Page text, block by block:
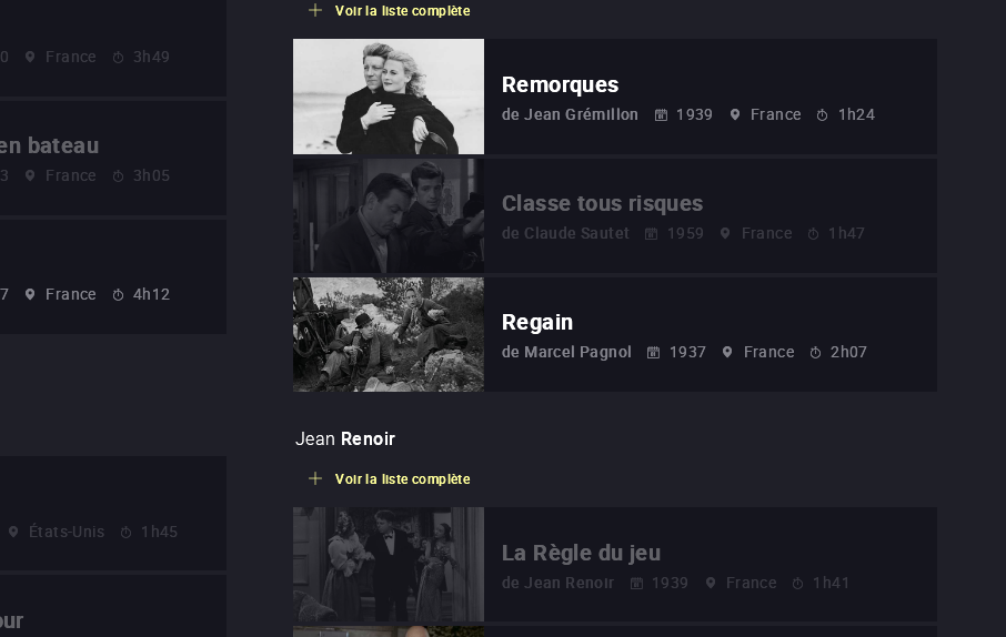
France 3h49
bateau
France 3h05
France 4h12
États-Unis 1h45
Voir la liste complète
Remorques
de Jean Grémillon 1939 France 1h24
Classe tous risques
de Claude Sautet 1959 France 1h47
Regain
de Marcel Pagnol 1937 France 2h07
Jean Renoir
Voir la liste complète
La Règle du jeu
de Jean Renoir 1939 France 1h41